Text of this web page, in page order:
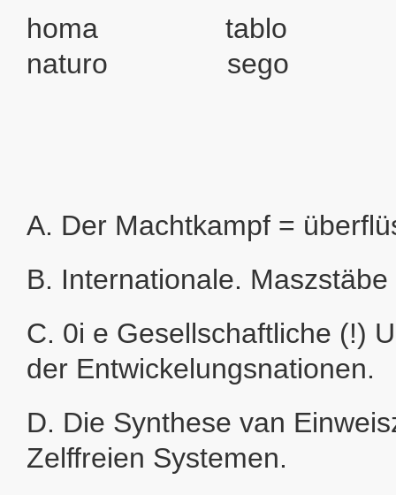
homa tablo
naturo sego
A. Der Machtkampf =
B. Internationale.
C. 0i e Gesellschaftliche (!)
der Entwickelungsnationen.
D. Die Synthese van
Zelffreien Systemen.